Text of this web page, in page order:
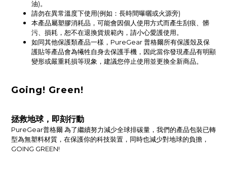
油)。
請勿在異常溫度下使用(例如：長時間曝曬或火源旁)
本產品屬塑膠消耗品，可能會因個人使用方式而產生刮痕、髒
污、損耗，恕不在退換貨規範內，請小心愛護使用。
如同其他保護類產品一樣，PureGear 普格爾所有保護殼及保
護貼等產品會為犧牲自身去保護手機，因此當你發現產品有明顯
變形或嚴重耗損等現象，建議您停止使用並更換全新商品。
Going! Green!
拯救地球，即刻行動
PureGear普格爾 為了繼續努力減少全球排碳量，我們的產品包裝已轉
型為無塑料材質，在保護你的科技裝置，同時也減少對地球的負擔，
GOING GREEN!